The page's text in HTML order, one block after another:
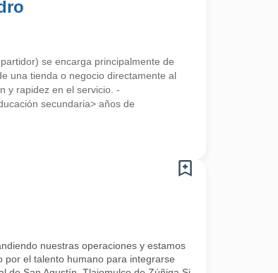
se encarga principalmente de
una tienda o negocio directamente al
y rapidez en el servicio. -
secundaria> años de
nuestras operaciones y estamos
el talento humano para integrarse